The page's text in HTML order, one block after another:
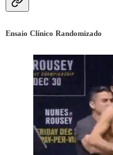
Ensaio Clínico Randomizado